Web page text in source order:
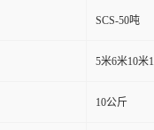
SCS-50吨
5米6米10米
10公斤